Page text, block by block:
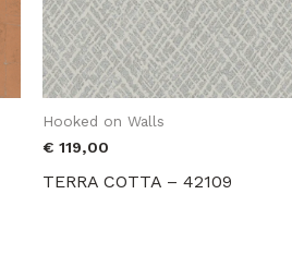
Hooked on Walls
€ 119,00
TERRA COTTA – 42109